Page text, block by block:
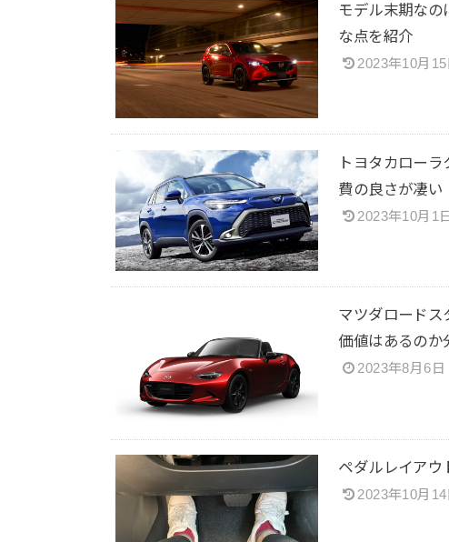
モデル末期な
な点を紹介
2023年10月15
トヨタカロー
費の良さが凄い
2023年10月1
マツダロード
価値はあるのか
2023年8月6日
ペダルレイア
2023年10月14